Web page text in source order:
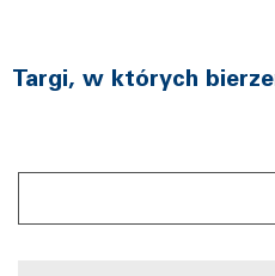
Targi, w których